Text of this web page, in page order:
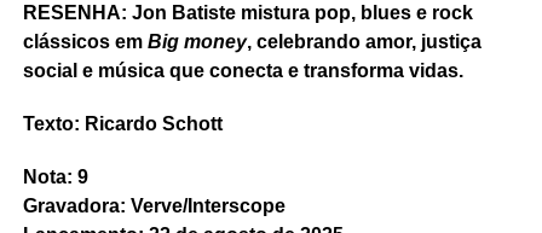
RESENHA: Jon Batiste mistura pop, blues e rock
clássicos emBig money, celebrando amor, justiça
social e música que conecta e transforma vidas.
Texto: Ricardo Schott
Nota: 9
Gravadora: Verve/Interscope